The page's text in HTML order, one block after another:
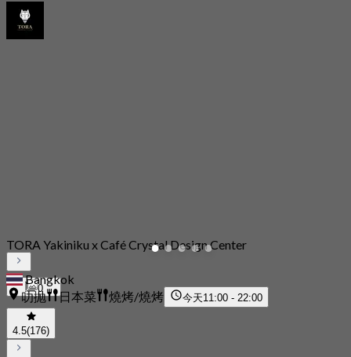
0
TORA Yakiniku x Café Crystal Design Center
Bangkok
叻抛
日本菜 燒烤/燒烤 今天11:00 - 22:00
4.5(176)